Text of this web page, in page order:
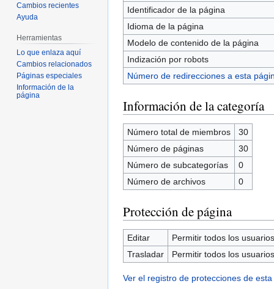
Identificador de la página
Idioma de la página
Modelo de contenido de la página
Indización por robots
Número de redirecciones a esta
Información de la categoría
Número total de miembros
30
Número de páginas
30
Número de subcategorías
0
Número de archivos
0
Protección de página
Editar
Permitir todos los
Trasladar
Permitir todos los
Ver el registro de protecciones de
Cambios recientes
Ayuda
Herramientas
Lo que enlaza aquí
Cambios relacionados
Páginas especiales
Información de la
página